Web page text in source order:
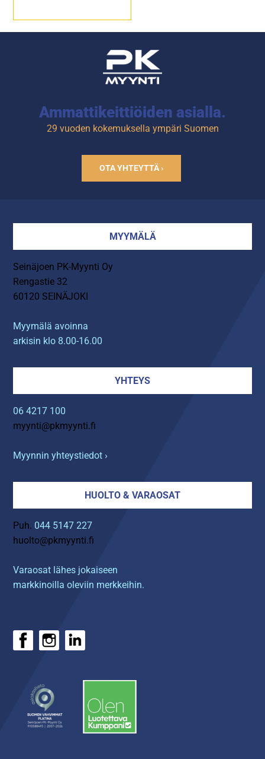
Ammattikeittiöiden asialla.
29 vuoden kokemuksella ympäri Suomen
OTA YHTEYTTÄ ›
MYYMÄLÄ
Seinäjoen PK-Myynti Oy
Rengastie 32
60120 SEINÄJOKI
Myymälä avoinna
arkisin klo 8.00-16.00
YHTEYS
06 4217 100
myynti@pkmyynti.fi
Myynnin yhteystiedot ›
HUOLTO & VARAOSAT
Puh. 044 5147 227
huolto@pkmyynti.fi
Varaosat lähes jokaiseen
markkinoilla oleviin merkkeihin.